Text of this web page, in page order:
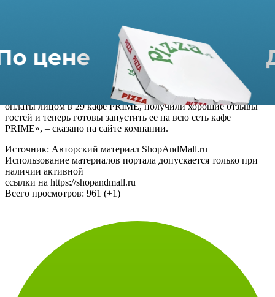
Новая технология оплаты максимально прозрачна -
подтвердить свое согласие на использование биометрических
данных необходимо в мобильном приложении, офисе или при
использовании банкомата Сбербанка, а пройти процедуру
подключения можно при проведении первой оплаты в PRIME
«Летом этого года мы уже протестировали технологию
оплаты лицом в 29 кафе PRIME, получили хорошие отзывы
гостей и теперь готовы запустить ее на всю сеть кафе
Источник: Авторский материал ShopAndMall.ru
Использование материалов портала допускается только при
наличии активной
ссылки на https://shopandmall.ru